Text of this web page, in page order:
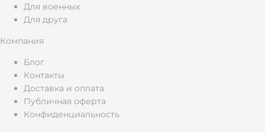
Для военных
Для друга
Компания
Блог
Контакты
Доставка и оплата
Публичная оферта
Конфиденциальность